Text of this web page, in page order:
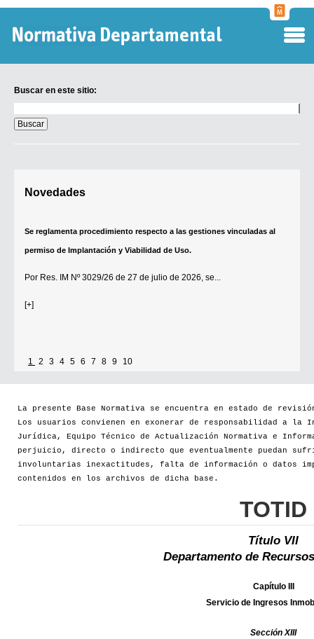
Buscar en este sitio:
en
este
sitio:
Novedades
Se reglamenta procedimiento respecto a las gestiones vinculadas al
permiso de Implantación y Viabilidad de Uso.
Por Res. IM Nº 3029/26 de 27 de julio de 2026, se...
[+]
1 2 3 4 5 6 7 8 9 10
La presente Base Normativa se encuentra en estado de
Los usuarios convienen en exonerar de responsabilidad a la
Jurídica, Equipo Técnico de Actualización Normativa e
perjuicio, directo o indirecto que eventualmente puedan
involuntarias inexactitudes, falta de información o datos
contenidos en los archivos de dicha base.
TOTID
Título VII
Departamento de
Capítulo III
Servicio de Ingresos
Sección XIII